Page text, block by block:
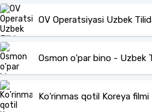
OV Operatsiyasi Uzbek
Osmon o'par bino - Uzbek
Ko'rinmas qotil Koreya